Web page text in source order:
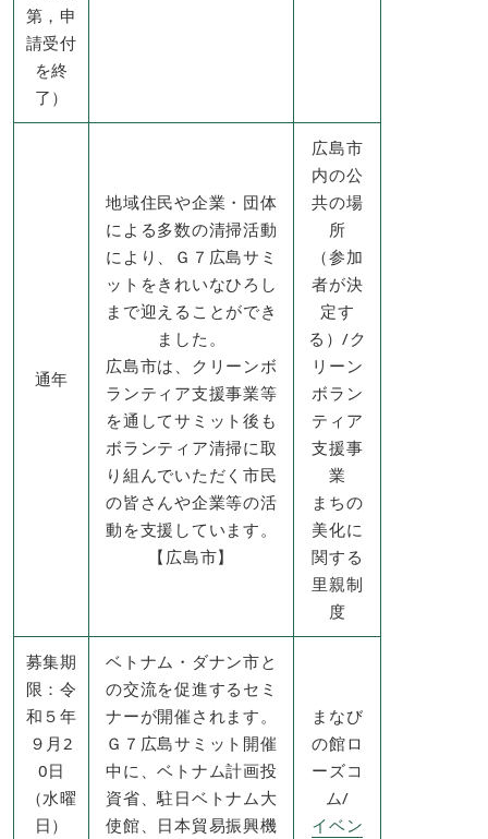
第，申
請受付
を終
了）
通年​
地域住民や企業・団体
による多数の清掃活動
により、Ｇ７広島サミ
ットをきれいなひろし
まで迎えることができ
ました。
広島市は、クリーンボ
ランティア支援事業等
を通してサミット後も
ボランティア清掃に取
り組んでいただく市民
の皆さんや企業等の活
動を支援しています。​
【広島市​】
広島市
内の公
共の場
所
（参加
者が決
定す
る）/ク
リーン
ボラン
ティア
支援事
業​
まちの
美化に
関する
里親制
度​
募集期
限：令
和５年
９月2
0日
（水曜
日）
ベトナム・ダナン市と
の交流を促進するセミ
ナーが開催されます。
Ｇ７広島サミット開催
中に、ベトナム計画投
資省、駐日ベトナム大
使館、日本貿易振興機
まなび
の館ロ
ーズコ
ム/
イベン